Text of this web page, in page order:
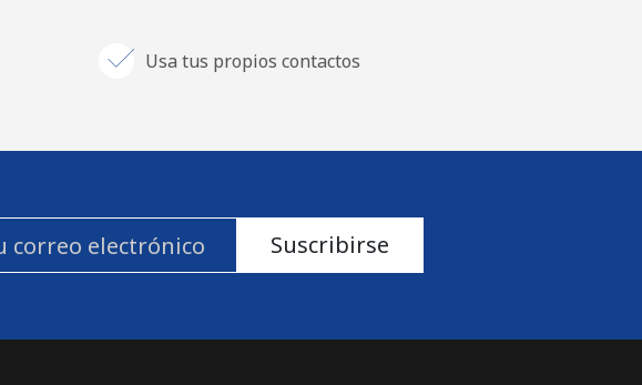
Usa tus propios contactos
Suscribirse